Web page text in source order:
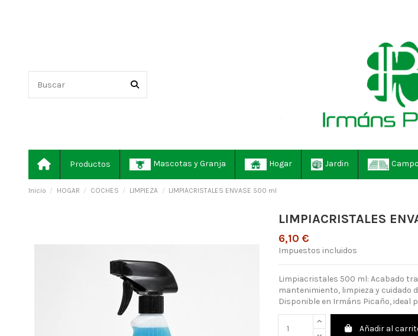
Productos Mascotas y Granja Hogar Jardin
Inicio HOGAR COCHES LIMPIEZA LIMPIACRISTALES ENVASE 500 ml
LIMPIACRISTALES
6,10 €
Impuestos incluidos
Limpiacristales 500 ml: Acabado
mantenimiento, limpieza y cuidado
Disponible en Irmáns Picaño, ideal
Añadir al